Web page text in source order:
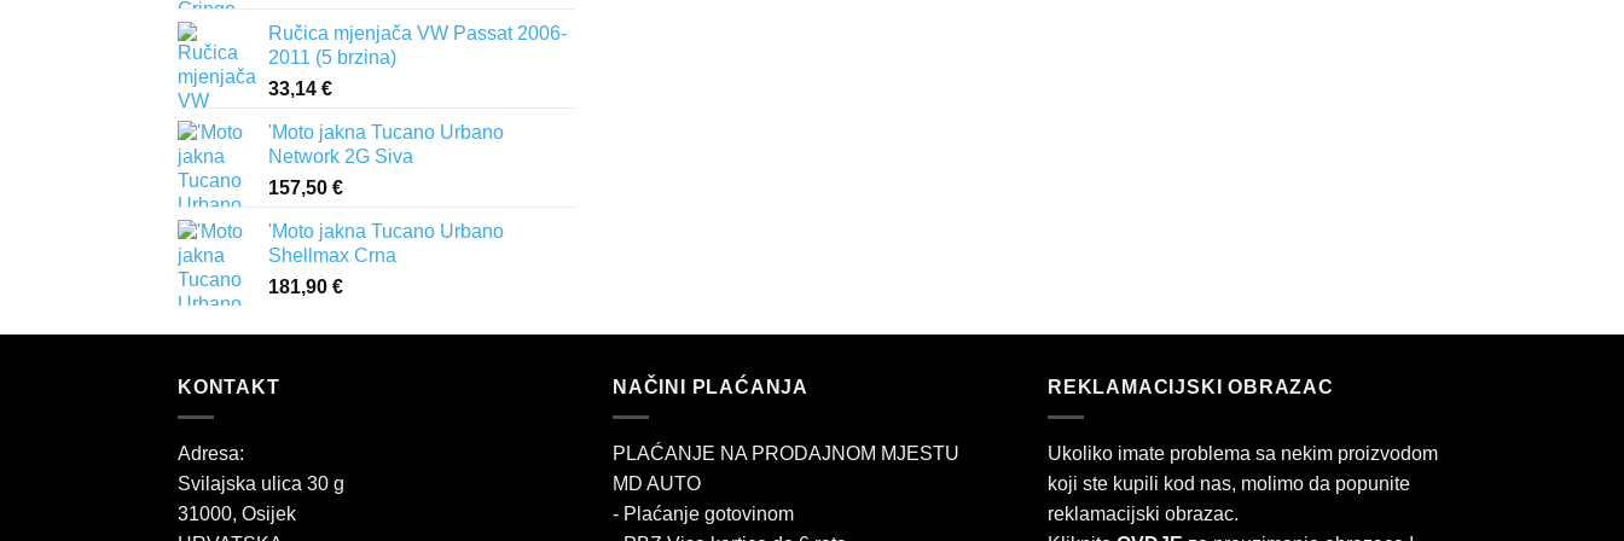
321,60 €
Ručica mjenjača VW Passat 2006-
2011 (5 brzina)
33,14 €
'Moto jakna Tucano Urbano
Network 2G Siva
157,50 €
'Moto jakna Tucano Urbano
Shellmax Crna
181,90 €
KONTAKT
Adresa:
Svilajska ulica 30 g
31000, Osijek
NAČINI PLAĆANJA
PLAĆANJE NA PRODAJNOM MJESTU
MD AUTO
- Plaćanje gotovinom
REKLAMACIJSKI OBRAZAC
Ukoliko imate problema sa nekim proizvodom
koji ste kupili kod nas, molimo da popunite
reklamacijski obrazac.